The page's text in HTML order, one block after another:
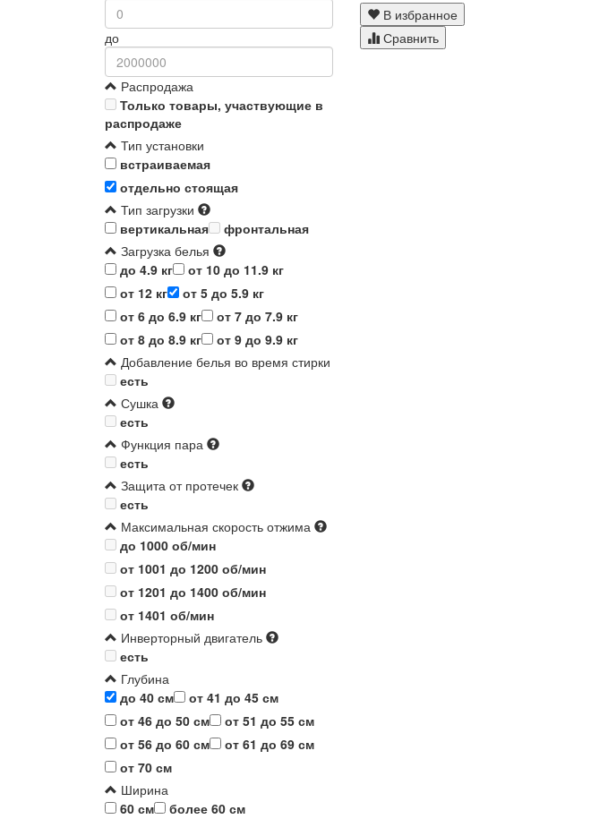
до
Распродажа
Только товары, участвующие в
распродаже
Тип установки
встраиваемая
отдельно стоящая
Тип загрузки
вертикальная
фронтальная
Загрузка белья
до 4.9 кг
от 10 до 11.9 кг
от 12 кг
от 5 до 5.9 кг
от 6 до 6.9 кг
от 7 до 7.9 кг
от 8 до 8.9 кг
от 9 до 9.9 кг
Добавление белья во время стирки
есть
Сушка
есть
Функция пара
есть
Защита от протечек
есть
Максимальная скорость отжима
до 1000 об/мин
от 1001 до 1200 об/мин
от 1201 до 1400 об/мин
от 1401 об/мин
Инверторный двигатель
есть
Глубина
до 40 см
от 41 до 45 см
от 46 до 50 см
от 51 до 55 см
от 56 до 60 см
от 61 до 69 см
от 70 см
Ширина
60 см
более 60 см
В избранное
Сравнить